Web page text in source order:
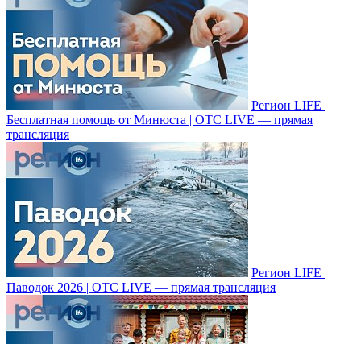
Регион LIFE |
Бесплатная помощь от Минюста | ОТС LIVE — прямая
трансляция
Регион LIFE |
Паводок 2026 | ОТС LIVE — прямая трансляция